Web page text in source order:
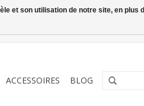
ACCESSOIRES BLOG
et son utilisation de notre site, en plus